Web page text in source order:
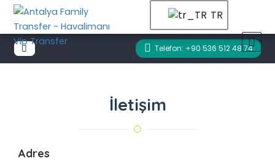
TR
Telefon: +90 536 512 48 74
İletişim
Adres